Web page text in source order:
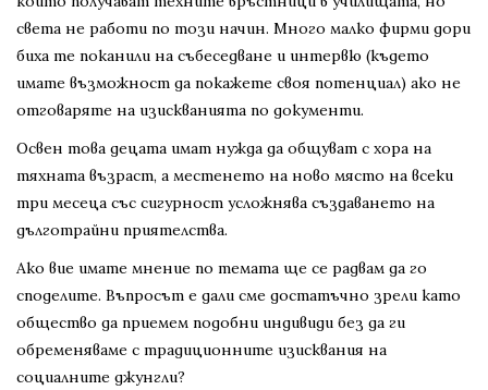
света не работи по този начин. Много малко фирми дори
биха те поканили на събеседване и интервю (където
имате възможност да покажете своя потенциал) ако не
отговаряте на изискванията по документи.
Освен това децата имат нужда да общуват с хора на
тяхната възраст, а местенето на ново място на всеки
три месеца със сигурност усложнява създаването на
дълготрайни приятелства.
Ако вие имате мнение по темата ще се радвам да го
споделите. Въпросът е дали сме достатъчно зрели като
общество да приемем подобни индивиди без да ги
обременяваме с традиционните изисквания на
социалните джунгли?